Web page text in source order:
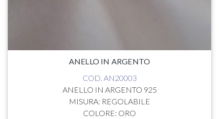
ANELLO IN ARGENTO
COD. AN20003
ANELLO IN ARGENTO 925
MISURA: REGOLABILE
COLORE: ORO